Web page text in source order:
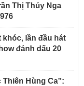
Thị Thúy Nga
khóc, lần đầu hát
đánh dấu 20
Hùng Ca”: